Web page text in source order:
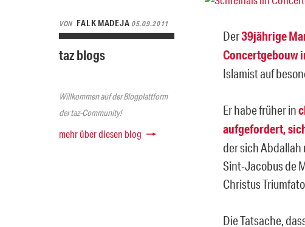
VON FALK MADEJA 05.09.2011
taz blogs
Willkommen auf der Blogplattform
der taz-Community!
mehr über diesen blog
Der39jährige
Concertgebouw
Islamist auf
Er habe früher in
aufgefordert,
der sich Abdallah
Sint-Jacobus de
Christus
Die Tatsache,